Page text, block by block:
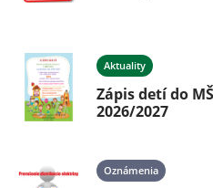
Aktuality
Zápis detí do
2026/2027
Oznámenia